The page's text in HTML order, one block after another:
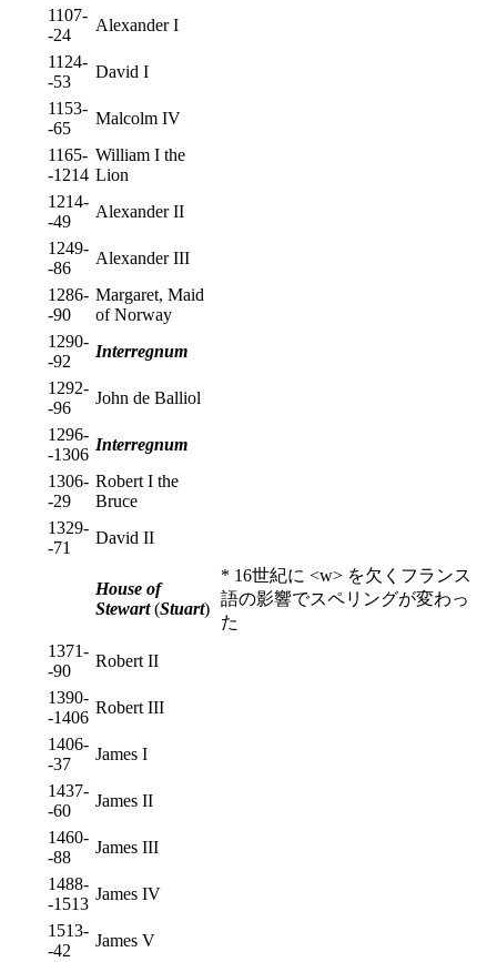
1107-
-24
Alexander I
1124-
-53
David I
1153-
-65
Malcolm IV
1165-
-1214
William I the
Lion
1214-
-49
Alexander II
1249-
-86
Alexander III
1286-
-90
Margaret, Maid
of Norway
1290-
-92
Interregnum
1292-
-96
John de Balliol
1296-
-1306
Interregnum
1306-
-29
Robert I the
Bruce
1329-
-71
David II
House of
Stewart(Stuart)
* 16世紀に <w> を欠くフランス
語の影響でスペリングが変わっ
た
1371-
-90
Robert II
1390-
-1406
Robert III
1406-
-37
James I
1437-
-60
James II
1460-
-88
James III
1488-
-1513
James IV
1513-
-42
James V